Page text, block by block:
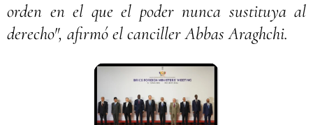
orden en el que el poder nunca sustituya al
derecho", afirmó el canciller Abbas Araghchi.